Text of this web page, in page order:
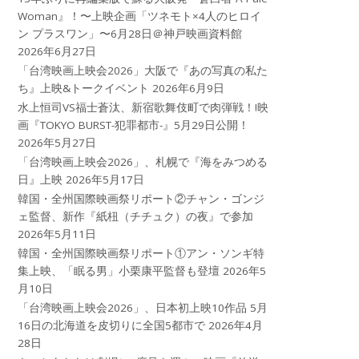
Woman』！〜上映企画「ツネモト×4人のヒロイ
ン プラスワン」〜6月28日＠神戸映画資料館
2026年6月27日
「台湾映画上映会2026」大阪で『あの写真の私た
ち』上映&トークイベント 2026年6月9日
水上恒司VS福士蒼汰、新宿歌舞伎町で肉弾戦！!映
画『TOKYO BURST-犯罪都市-』5月29日公開！
2026年5月27日
「台湾映画上映会2026」、札幌で『海をみつめる
日』上映 2026年5月17日
韓国・全州国際映画祭リポート②チャン・ゴンジ
ェ監督、新作『紙杻（チチュク）の夜』で参加
2026年5月11日
韓国・全州国際映画祭リポート①アン・ソンギ特
集上映、「眠る男」小栗康平監督も登壇 2026年5
月10日
「台湾映画上映会2026」、日本初上映10作品 5月
16日の北海道を皮切りに全国5都市で 2026年4月
28日